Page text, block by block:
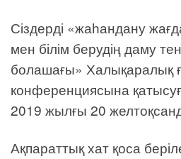
Сіздерді «жаһандану
мен білім берудің даму
болашағы» Халықаралық
конференциясына
2019 жылғы 20
Ақпараттық хат қоса